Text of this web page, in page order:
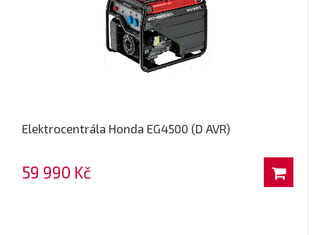
Elektrocentrála Honda EG4500 (D AVR)
59 990 Kč